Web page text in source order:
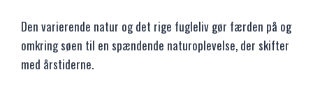
Den varierende natur og det rige fugleliv gør færden på og
omkring søen til en spændende naturoplevelse, der skifter
med årstiderne.